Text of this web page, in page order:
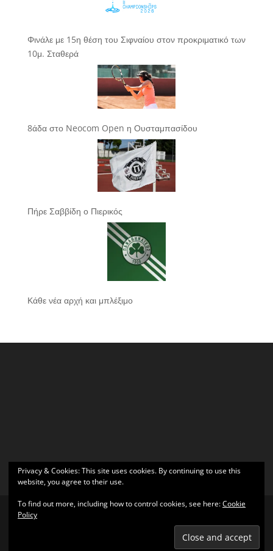
Φινάλε με 15η θέση του Σιφναίου στον προκριματικό των
10μ. Σταθερά
8άδα στο Neocom Open η Ουσταμπασίδου
Πήρε Σαββίδη ο Πιερικός
Κάθε νέα αρχή και μπλέξιμο
| Υποστηρίζεται από
Privacy & Cookies: This site uses cookies. By continuing to use this
website, you agree to their use.
To find out more, including how to control cookies, see here:Cookie
Policy